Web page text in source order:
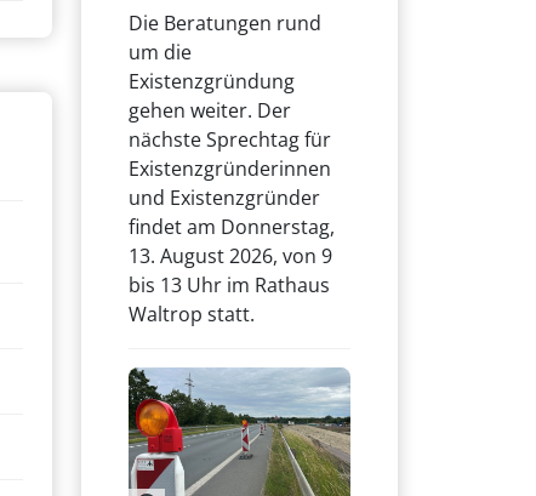
Die Beratungen rund
um die
Existenzgründung
gehen weiter. Der
nächste Sprechtag für
Existenzgründerinnen
und Existenzgründer
findet am Donnerstag,
13. August 2026, von 9
bis 13 Uhr im Rathaus
Waltrop statt.